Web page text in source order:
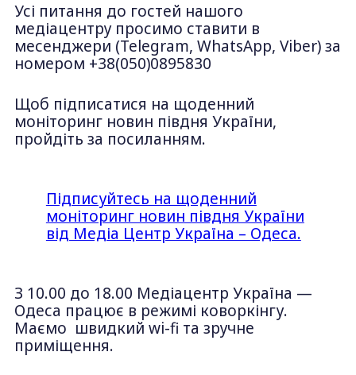
Усі питання до гостей нашого
медіацентру просимо ставити в
месенджери (Telegram, WhatsApp, Viber) за
номером +38(050)0895830
Щоб підписатися на щоденний
моніторинг новин півдня України,
пройдіть за посиланням.
Підписуйтесь на щоденний
моніторинг новин півдня України
від Медіа Центр Україна – Одеса.
З 10.00 до 18.00 Медіацентр Україна —
Одеса працює в режимі коворкінгу.
Маємо швидкий wi-fi та зручне
приміщення.